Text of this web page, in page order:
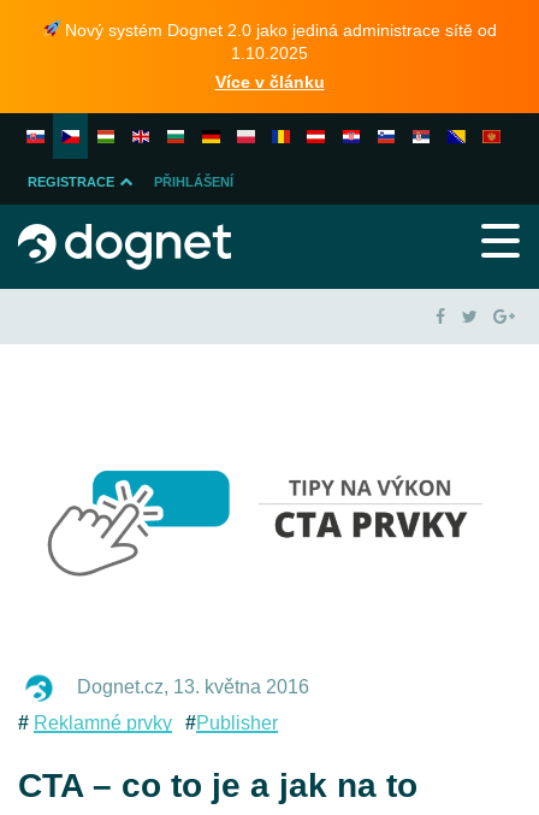
Nový systém Dognet 2.0 jako jediná administrace sítě od
1.10.2025
Více v článku
REGISTRACE
INZERENTA
PŘIHLÁŠENÍ
Dognet.cz, 13. května 2016
Reklamné prvky
Publisher
CTA – co to je a jak na to